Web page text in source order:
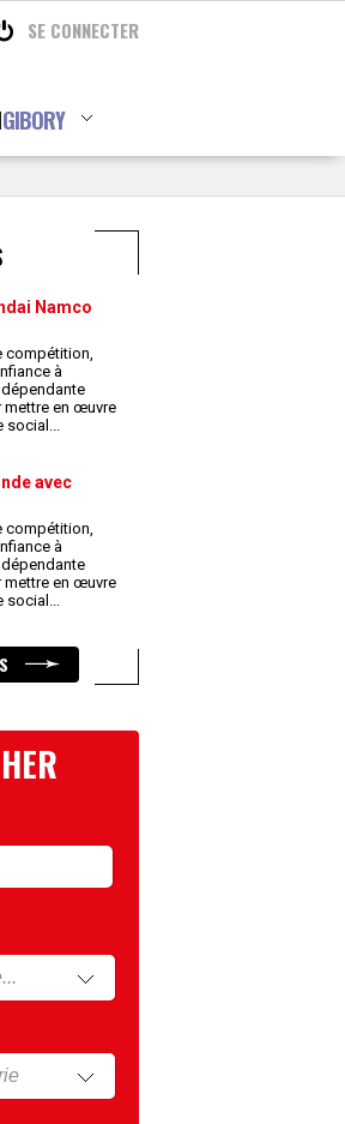
SE CONNECTER
GIBORY
Namco
compétition,
à
mettre en œuvre
social...
avec
compétition,
à
mettre en œuvre
social...